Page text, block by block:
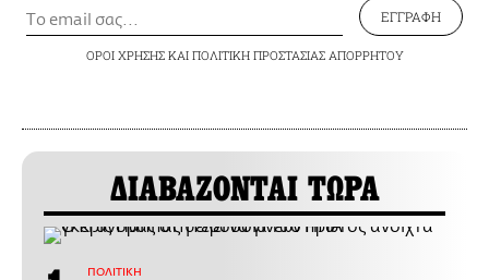
ΕΓΓΡΑΦΗ
ΟΡΟΙ ΧΡΗΣΗΣΚΑΙ ΠΟΛΙΤΙΚΗ ΠΡΟΣΤΑΣΙΑΣ ΑΠΟΡΡΗΤΟΥ
ΔΙΑΒΑΖΟΝΤΑΙ ΤΩΡΑ
ΠΟΛΙΤΙΚΗ